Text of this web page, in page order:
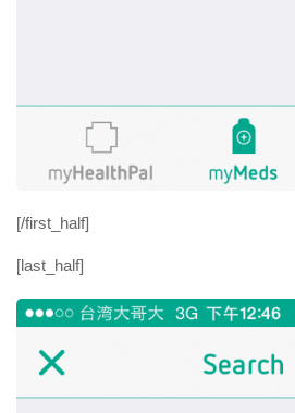
[/first_half]
[last_half]